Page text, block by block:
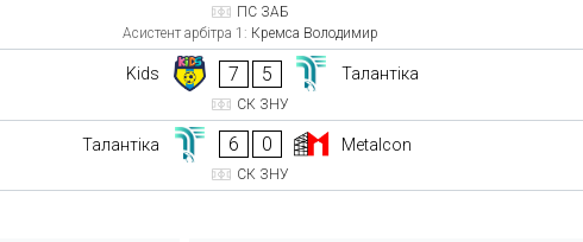
ПС ЗАБ
Асистент арбітра 1: Кремса Володимир
Kids 7 5 Талантіка
СК ЗНУ
Талантіка 6 0 Metalcon
СК ЗНУ